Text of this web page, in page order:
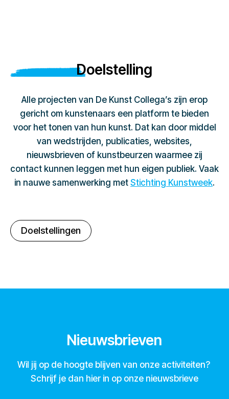
Doelstelling
Alle projecten van De Kunst Collega’s zijn erop
gericht om kunstenaars een platform te bieden
voor het tonen van hun kunst. Dat kan door middel
van wedstrijden, publicaties, websites,
nieuwsbrieven of kunstbeurzen waarmee zij
contact kunnen leggen met hun eigen publiek. Vaak
in nauwe samenwerking met Stichting Kunstweek.
Doelstellingen
Nieuwsbrieven
Wil jij op de hoogte blijven van onze activiteiten?
Schrijf je dan hier in op onze nieuwsbrieve